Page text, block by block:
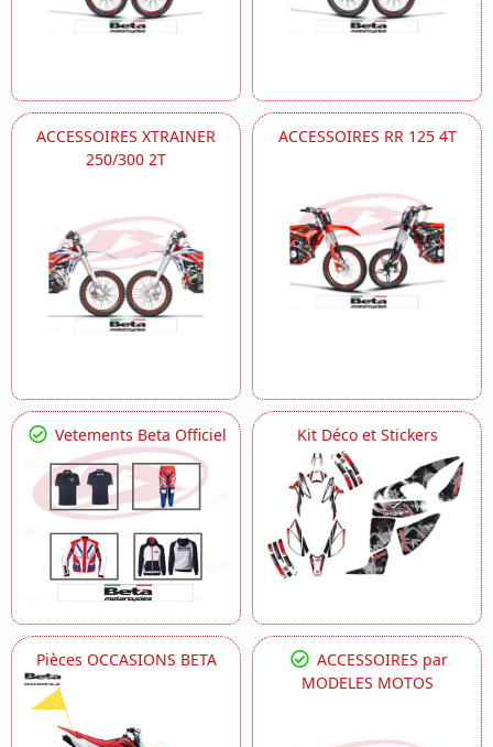
ACCESSOIRES XTRAINER
250/300 2T
ACCESSOIRES RR 125 4T
Vetements Beta Officiel Kit Déco et Stickers
Pièces OCCASIONS BETA
ACCESSOIRES par
MODELES MOTOS